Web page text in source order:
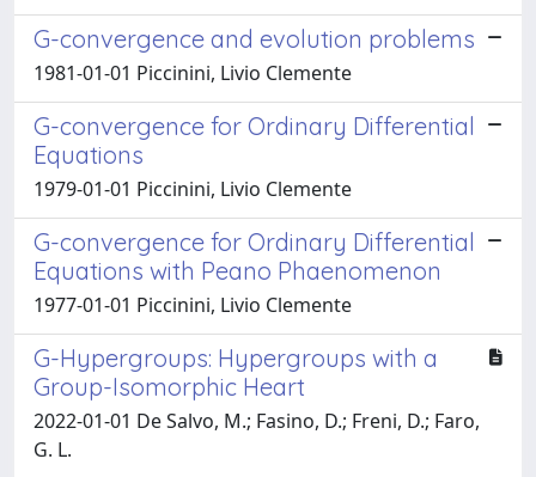
G-convergence and evolution problems
1981-01-01 Piccinini, Livio Clemente
G-convergence for Ordinary Differential
Equations
1979-01-01 Piccinini, Livio Clemente
G-convergence for Ordinary Differential
Equations with Peano Phaenomenon
1977-01-01 Piccinini, Livio Clemente
G-Hypergroups: Hypergroups with a
Group-Isomorphic Heart
2022-01-01 De Salvo, M.; Fasino, D.; Freni, D.; Faro,
G. L.